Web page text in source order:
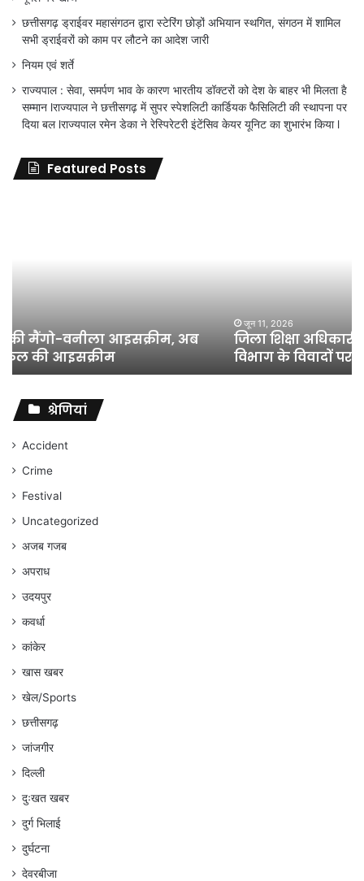
छत्तीसगढ़ ड्राईवर महासंगठन द्वारा स्टेरिंग छोड़ों अभियान स्थगित, संगठन में शामिल
सभी ड्राईवरों को काम पर लौटने का आदेश जारी
नियम एवं शर्ते
राज्यपाल : सेवा, समर्पण भाव के कारण भारतीय डॉक्टरों को देश के बाहर भी मिलता है
सम्मान lराज्यपाल ने छत्तीसगढ़ में सुपर स्पेशलिटी कार्डियक फैसिलिटी की स्थापना पर
दिया बल lराज्यपाल रमेन डेका ने रेस्पिरेटरी इंटेंसिव केयर यूनिट का शुभारंभ किया l
Featured Posts
विभाग
के
विवादों
संघर्ष
जारी
रहेगा
अंकित
गौरहा
जिला शिक्षा अधिकारी का तबादला हुआ, लेकिन शिक्षा
विभाग के विवादों पर संघर्ष जारी रहेगा : अंकित गौरहा
श्रेणियां
Accident
Crime
Festival
Uncategorized
अजब गजब
अपराध
उदयपुर
कवर्धा
कांकेर
खास खबर
खेल/Sports
छत्तीसगढ़
जांजगीर
दिल्ली
दुःखत खबर
दुर्ग भिलाई
दुर्घटना
देवरबीजा